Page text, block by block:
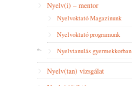
Nyelv(i) – mentor
Nyelvoktató Magazinunk
Nyelvoktató programunk
Nyelvtanulás gyermekkorban
Nyelv(tan) vizsgálat